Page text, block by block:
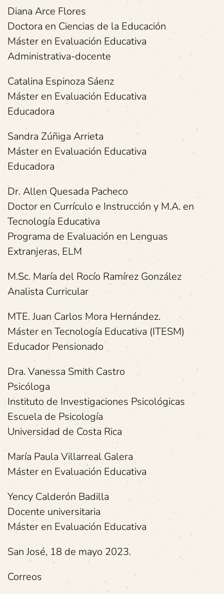
Diana Arce Flores
Doctora en Ciencias de la Educación
Máster en Evaluación Educativa
Administrativa-docente
Catalina Espinoza Sáenz
Máster en Evaluación Educativa
Educadora
Sandra Zúñiga Arrieta
Máster en Evaluación Educativa
Educadora
Dr. Allen Quesada Pacheco
Doctor en Currículo e Instrucción y M.A. en
Tecnología Educativa
Programa de Evaluación en Lenguas
Extranjeras, ELM
M.Sc. María del Rocío Ramírez González
Analista Curricular
MTE. Juan Carlos Mora Hernández.
Máster en Tecnología Educativa (ITESM)
Educador Pensionado
Dra. Vanessa Smith Castro
Psicóloga
Instituto de Investigaciones Psicológicas
Escuela de Psicología
Universidad de Costa Rica
María Paula Villarreal Galera
Máster en Evaluación Educativa
Yency Calderón Badilla
Docente universitaria
Máster en Evaluación Educativa
San José, 18 de mayo 2023.
Correos